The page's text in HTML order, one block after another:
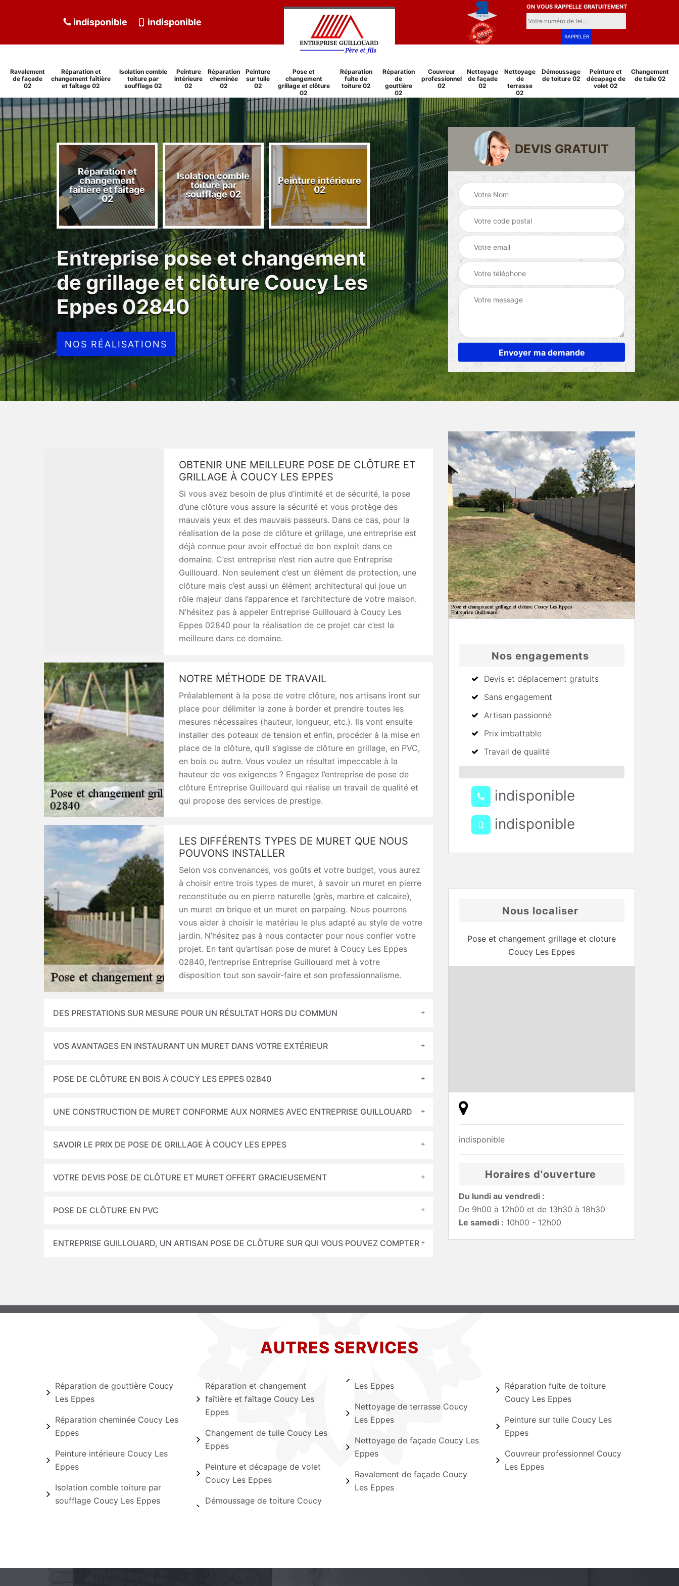
indisponible indisponible
ON VOUS RAPPELLE GRATUITEMENT
Ravalement
de façade
02
Réparation et
changement faîtière
et faîtage 02
Isolation comble
toiture par
soufflage 02
Peinture
intérieure
02
Réparation
cheminée
02
Peinture
sur tuile
02
Pose et
changement
grillage et clôture
02
Réparation
fuite de
toiture 02
Réparation
de
gouttière
02
Couvreur
professionnel
02
Nettoyage
de façade
02
Nettoyage
de
terrasse
02
Démoussage
de toiture 02
Peinture et
décapage de
volet 02
Changement
de tuile 02
de
02
Réparation et
changement
faîtière et faîtage
02
Isolation comble
toiture par
soufflage 02
Peinture intérieure
02
Réparation
cheminée 02
Peinture sur tuile
Pose et
changement
grillage et clôture
02
Entreprise pose et changement
de grillage et clôture Coucy Les
Eppes 02840
NOS RÉALISATIONS
DEVIS GRATUIT
OBTENIR UNE MEILLEURE POSE DE CLÔTURE ET
GRILLAGE À COUCY LES EPPES
Si vous avez besoin de plus d’intimité et de sécurité, la pose
d’une clôture vous assure la sécurité et vous protège des
mauvais yeux et des mauvais passeurs. Dans ce cas, pour la
réalisation de la pose de clôture et grillage, une entreprise est
déjà connue pour avoir effectué de bon exploit dans ce
domaine. C’est entreprise n’est rien autre que Entreprise
Guillouard. Non seulement c’est un élément de protection, une
clôture mais c’est aussi un élément architectural qui joue un
rôle majeur dans l’apparence et l’architecture de votre maison.
N’hésitez pas à appeler Entreprise Guillouard à Coucy Les
Eppes 02840 pour la réalisation de ce projet car c’est la
meilleure dans ce domaine.
NOTRE MÉTHODE DE TRAVAIL
Préalablement à la pose de votre clôture, nos artisans iront sur
place pour délimiter la zone à border et prendre toutes les
mesures nécessaires (hauteur, longueur, etc.). Ils vont ensuite
installer des poteaux de tension et enfin, procéder à la mise en
place de la clôture, qu’il s’agisse de clôture en grillage, en PVC,
en bois ou autre. Vous voulez un résultat impeccable à la
hauteur de vos exigences ? Engagez l’entreprise de pose de
clôture Entreprise Guillouard qui réalise un travail de qualité et
qui propose des services de prestige.
LES DIFFÉRENTS TYPES DE MURET QUE NOUS
POUVONS INSTALLER
Selon vos convenances, vos goûts et votre budget, vous aurez
à choisir entre trois types de muret, à savoir un muret en pierre
reconstituée ou en pierre naturelle (grès, marbre et calcaire),
un muret en brique et un muret en parpaing. Nous pourrons
vous aider à choisir le matériau le plus adapté au style de votre
jardin. N’hésitez pas à nous contacter pour nous confier votre
projet. En tant qu’artisan pose de muret à Coucy Les Eppes
02840, l’entreprise Entreprise Guillouard met à votre
disposition tout son savoir-faire et son professionnalisme.
DES PRESTATIONS SUR MESURE POUR UN RÉSULTAT HORS DU COMMUN
VOS AVANTAGES EN INSTAURANT UN MURET DANS VOTRE EXTÉRIEUR
POSE DE CLÔTURE EN BOIS À COUCY LES EPPES 02840
UNE CONSTRUCTION DE MURET CONFORME AUX NORMES AVEC ENTREPRISE GUILLOUARD
SAVOIR LE PRIX DE POSE DE GRILLAGE À COUCY LES EPPES
VOTRE DEVIS POSE DE CLÔTURE ET MURET OFFERT GRACIEUSEMENT
POSE DE CLÔTURE EN PVC
ENTREPRISE GUILLOUARD, UN ARTISAN POSE DE CLÔTURE SUR QUI VOUS POUVEZ COMPTER
Nos engagements
Devis et déplacement gratuits
Sans engagement
Artisan passionné
Prix imbattable
Travail de qualité
indisponible
indisponible
Nous localiser
Pose et changement grillage et cloture
Coucy Les Eppes
indisponible
Horaires d'ouverture
Du lundi au vendredi :
De 9h00 à 12h00 et de 13h30 à 18h30
Le samedi : 10h00 - 12h00
AUTRES SERVICES
Réparation de gouttière Coucy
Les Eppes
Réparation cheminée Coucy Les
Eppes
Peinture intérieure Coucy Les
Eppes
Isolation comble toiture par
soufflage Coucy Les Eppes
Réparation et changement
faîtière et faîtage Coucy Les
Eppes
Changement de tuile Coucy Les
Eppes
Peinture et décapage de volet
Coucy Les Eppes
Démoussage de toiture Coucy
Les Eppes
Nettoyage de terrasse Coucy
Les Eppes
Nettoyage de façade Coucy Les
Eppes
Ravalement de façade Coucy
Les Eppes
Réparation fuite de toiture
Coucy Les Eppes
Peinture sur tuile Coucy Les
Eppes
Couvreur professionnel Coucy
Les Eppes